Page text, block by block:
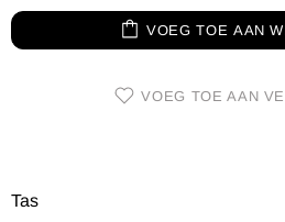
VOEG TOE AAN
VOEG TOE AAN
Tas